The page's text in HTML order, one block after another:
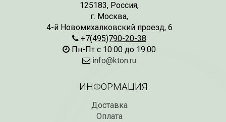
125183, Россия,
г. Москва,
4-й Новомихалковский проезд, 6
+7(495)790-20-38
Пн-Пт с 10:00 до 19:00
info@kton.ru
ИНФОРМАЦИЯ
Доставка
Оплата